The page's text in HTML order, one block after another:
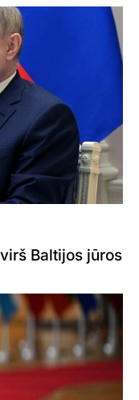
Baltijos jūros